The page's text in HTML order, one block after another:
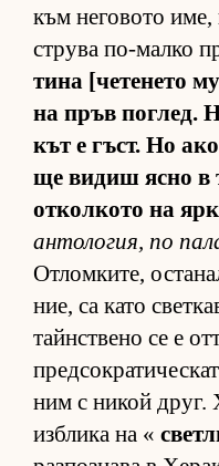
към не­го­вото
струва по-малко
тина [че­те­нето
на пръв пог­лед.
кът е гъст. Но
ще ви­диш ясно в
от­кол­кото на
ан­то­ло­гия, по
От­лом­ки­те,
ние, са като
тайн­с­т­вено се е
ним с ни­кой друг.
из­б­лика на «